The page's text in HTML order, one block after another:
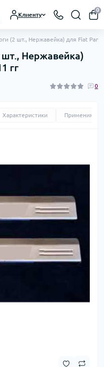
Клиенту
0
(2 шт., Нержавейка) для Fiat
Нержавейка)
гг
0
Характеристики